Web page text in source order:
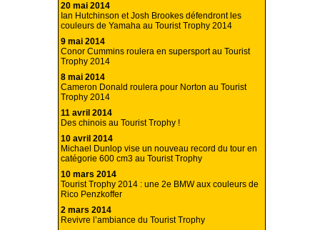
20 mai 2014
Ian Hutchinson et Josh Brookes défendront les
couleurs de Yamaha au Tourist Trophy 2014
9 mai 2014
Conor Cummins roulera en supersport au Tourist
Trophy 2014
8 mai 2014
Cameron Donald roulera pour Norton au Tourist
Trophy 2014
11 avril 2014
Des chinois au Tourist Trophy !
10 avril 2014
Michael Dunlop vise un nouveau record du tour en
catégorie 600 cm3 au Tourist Trophy
10 mars 2014
Tourist Trophy 2014 : une 2e BMW aux couleurs de
Rico Penzkoffer
2 mars 2014
Revivre l’ambiance du Tourist Trophy